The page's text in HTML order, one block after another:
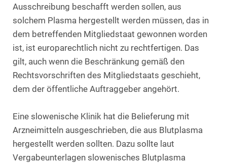
Ausschreibung beschafft werden sollen, aus
solchem Plasma hergestellt werden müssen, das in
dem betreffenden Mitgliedstaat gewonnen worden
ist, ist europarechtlich nicht zu rechtfertigen. Das
gilt, auch wenn die Beschränkung gemäß den
Rechtsvorschriften des Mitgliedstaats geschieht,
dem der öffentliche Auftraggeber angehört.
Eine slowenische Klinik hat die Belieferung mit
Arzneimitteln ausgeschrieben, die aus Blutplasma
hergestellt werden sollten. Dazu sollte laut
Vergabeunterlagen slowenisches Blutplasma